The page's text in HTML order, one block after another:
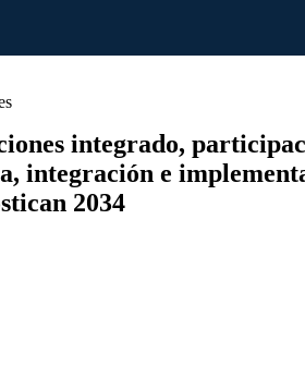
integrado,
integración e
2034